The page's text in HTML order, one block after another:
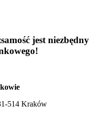
jest niezbędny
514 Kraków